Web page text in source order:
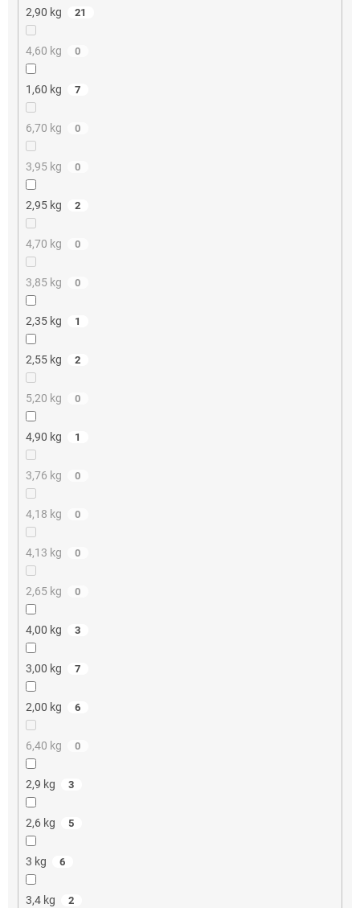
2,90 kg 21
4,60 kg 0
1,60 kg 7
6,70 kg 0
3,95 kg 0
2,95 kg 2
4,70 kg 0
3,85 kg 0
2,35 kg 1
2,55 kg 2
5,20 kg 0
4,90 kg 1
3,76 kg 0
4,18 kg 0
4,13 kg 0
2,65 kg 0
4,00 kg 3
3,00 kg 7
2,00 kg 6
6,40 kg 0
2,9 kg 3
2,6 kg 5
3 kg 6
3,4 kg 2